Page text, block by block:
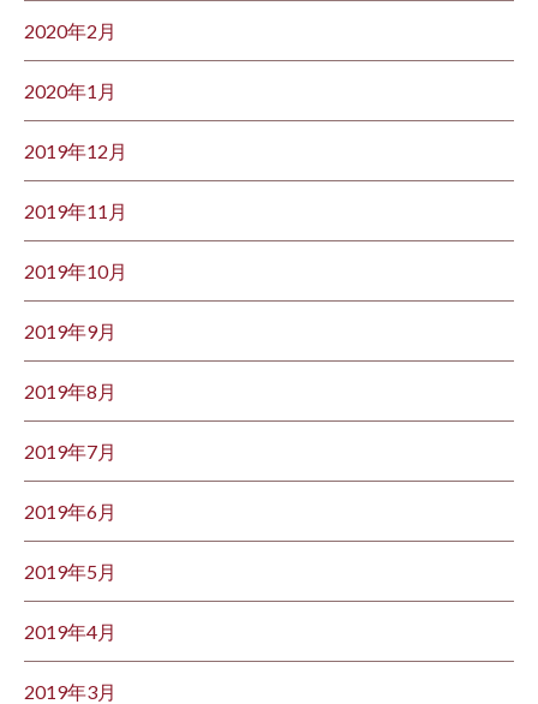
2020年2月
2020年1月
2019年12月
2019年11月
2019年10月
2019年9月
2019年8月
2019年7月
2019年6月
2019年5月
2019年4月
2019年3月